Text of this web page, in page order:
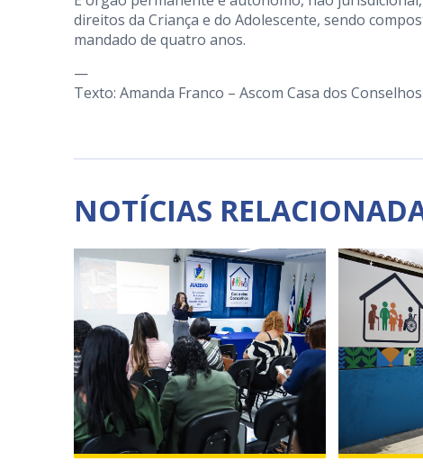
direitos da Criança e do Adolescente, sendo
mandado de quatro anos.
—
Texto: Amanda Franco – Ascom Casa dos Conselhos
NOTÍCIAS